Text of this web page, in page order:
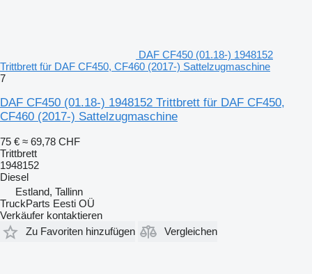
DAF CF450 (01.18-) 1948152
Trittbrett für DAF CF450, CF460 (2017-) Sattelzugmaschine
7
DAF CF450 (01.18-) 1948152 Trittbrett für DAF CF450,
CF460 (2017-) Sattelzugmaschine
75 € ≈ 69,78 CHF
Trittbrett
1948152
Diesel
Estland, Tallinn
TruckParts Eesti OÜ
Verkäufer kontaktieren
Zu Favoriten hinzufügen
Vergleichen